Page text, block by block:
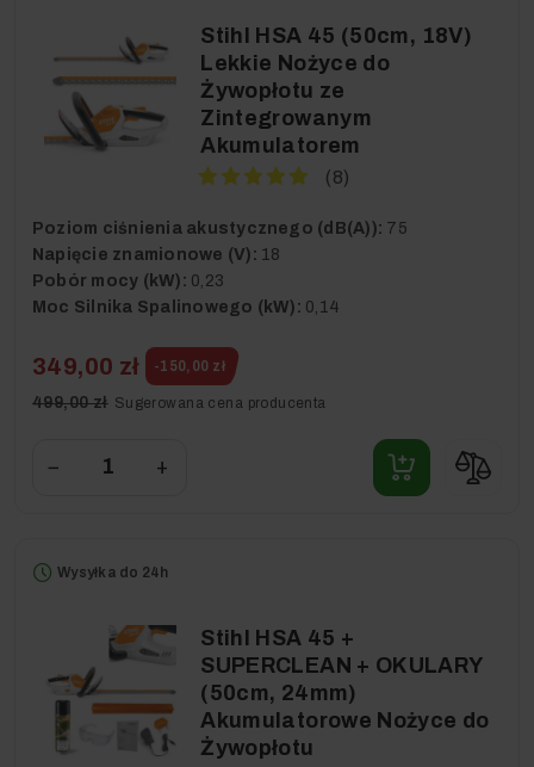
Stihl HSA 45 (50cm, 18V)
Lekkie Nożyce do
Żywopłotu ze
Zintegrowanym
Akumulatorem
(8)
Poziom ciśnienia akustycznego (dB(A)): 75
Napięcie znamionowe (V): 18
Pobór mocy (kW): 0,23
Moc Silnika Spalinowego (kW): 0,14
349,00 zł -150,00 zł
499,00 zł Sugerowana cena producenta
− +
Wysyłka do 24h
Stihl HSA 45 +
SUPERCLEAN + OKULARY
(50cm, 24mm)
Akumulatorowe Nożyce do
Żywopłotu